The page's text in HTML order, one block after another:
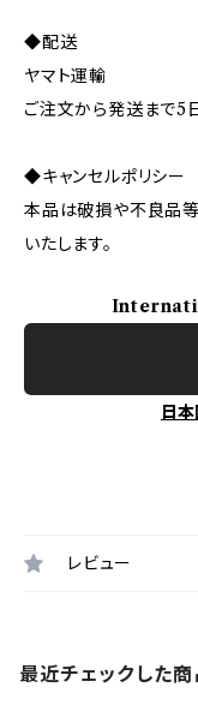
◆配送
ヤマト運輸
ご注文から発送まで5
◆キャンセルポリシー
本品は破損や不良品
いたします。
日
レビュー
最近チェックした商